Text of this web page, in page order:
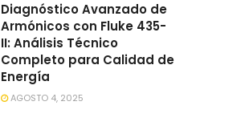
Diagnóstico Avanzado de
Armónicos con Fluke 435-
II: Análisis Técnico
Completo para Calidad de
Energía
AGOSTO 4, 2025